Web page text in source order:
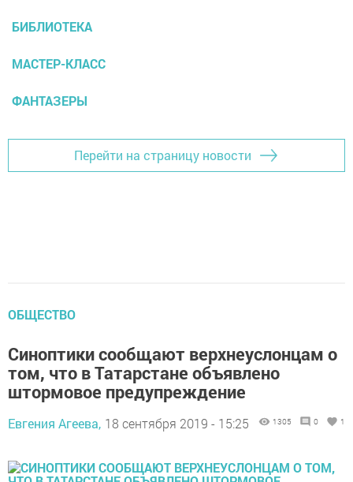
БИБЛИОТЕКА
МАСТЕР-КЛАСС
ФАНТАЗЕРЫ
Перейти на страницу новости
ОБЩЕСТВО
Синоптики сообщают верхнеуслонцам о
том, что в Татарстане объявлено
штормовое предупреждение
Евгения Агеева, 18 сентября 2019 - 15:25 1305 0 1